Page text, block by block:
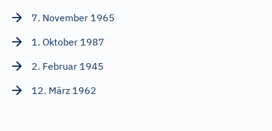
7. November 1965
1. Oktober 1987
2. Februar 1945
12. März 1962